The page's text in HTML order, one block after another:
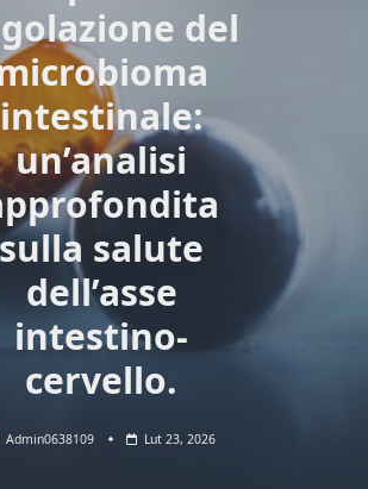
del
intestinale:
un’analisi
sulla salute
dell’asse
intestino-
cervello.
Admin0638109 Lut 23, 2026